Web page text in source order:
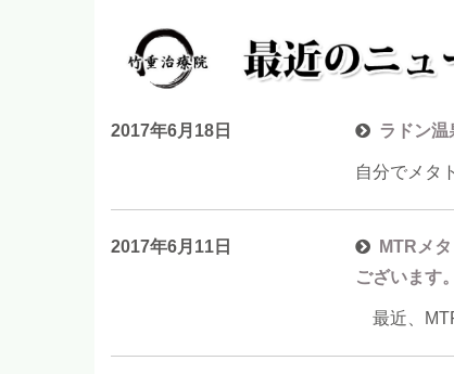
2017年6月18日 ラドン温
自分でメタ
2017年6月11日
MTRメ
ございます。
最近、